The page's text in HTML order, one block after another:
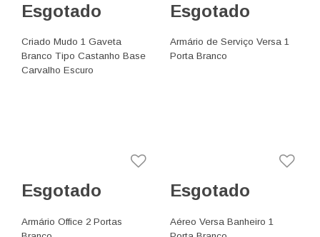
Esgotado
Criado Mudo 1 Gaveta
Branco Tipo Castanho Base
Carvalho Escuro
Esgotado
Armário de Serviço Versa 1
Porta Branco
Esgotado
Armário Office 2 Portas
Esgotado
Aéreo Versa Banheiro 1